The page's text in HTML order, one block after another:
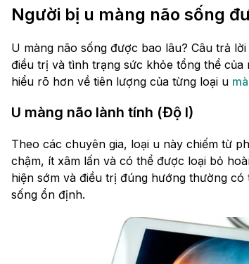
Người bị u màng não sống
U màng não sống được bao lâu? Câu trả
điều trị và tình trạng sức khỏe tổng thể
hiểu rõ hơn về tiên lượng của từng loại u
U màng não lành tính (Độ I)
Theo các chuyên gia, loại u này chiếm từ
chậm, ít xâm lấn và có thể được loại bỏ
hiện sớm và điều trị đúng hướng thường
sống ổn định.